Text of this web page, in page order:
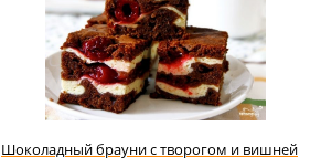
Шоколадный брауни с творогом и вишней